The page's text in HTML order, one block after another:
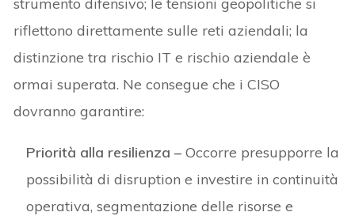
riflettono direttamente sulle reti aziendali; la
distinzione tra rischio IT e rischio aziendale è
ormai superata. Ne consegue che i CISO
dovranno garantire:
Priorità alla resilienza – Occorre presupporre la
possibilità di disruption e investire in continuità
operativa, segmentazione delle risorse e